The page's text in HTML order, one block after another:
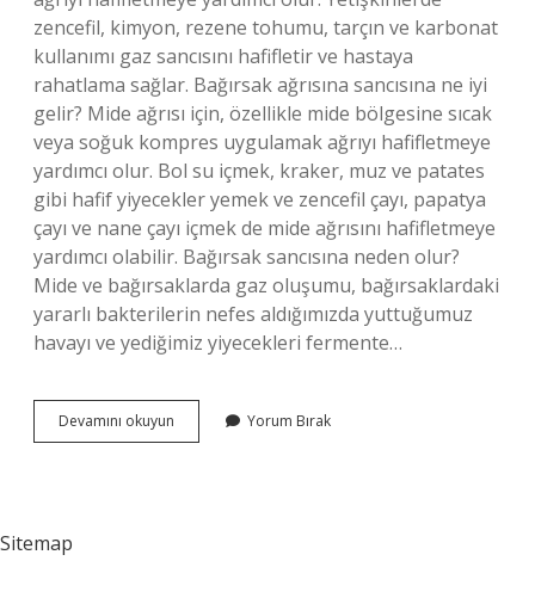
zencefil, kimyon, rezene tohumu, tarçın ve karbonat
kullanımı gaz sancısını hafifletir ve hastaya
rahatlama sağlar. Bağırsak ağrısına sancısına ne iyi
gelir? Mide ağrısı için, özellikle mide bölgesine sıcak
veya soğuk kompres uygulamak ağrıyı hafifletmeye
yardımcı olur. Bol su içmek, kraker, muz ve patates
gibi hafif yiyecekler yemek ve zencefil çayı, papatya
çayı ve nane çayı içmek de mide ağrısını hafifletmeye
yardımcı olabilir. Bağırsak sancısına neden olur?
Mide ve bağırsaklarda gaz oluşumu, bağırsaklardaki
yararlı bakterilerin nefes aldığımızda yuttuğumuz
havayı ve yediğimiz yiyecekleri fermente…
Devamını okuyun Bağırsak
Sancısı
Yorum Bırak
Sitemap